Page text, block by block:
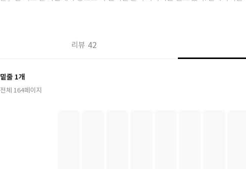
는 삶을 한 편의 시처럼 연가처럼 순정하고 따스하게 들려준다. 땅으로 내려와 전
다. 자신의 그림책을 읽고 자란 청소년들과 어른들을 위해 다정한 손길로 어루만
오래전 달이 그랬듯 이 순간에도 길을 잃고 헤매고 있을 이들에게 벅찬 감동과
리뷰 42
밑줄 1개
전체 164페이지